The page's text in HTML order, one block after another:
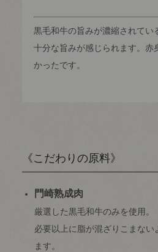
黒毛和牛の旨みが濃縮されてい
十分な旨みが感じられます。赤
かったです。
《こだわりの原料》
門崎熟成肉
厳選した黒毛和牛のみを使用。
必要以上に脂が混ざりこまない
ます。